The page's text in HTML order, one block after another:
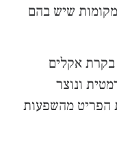
שיש בהם
בקרת אקלים
ונוצר
הפריט מהשפעות